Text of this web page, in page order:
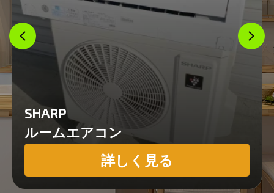
SHARP
ルームエアコン
詳しく見る